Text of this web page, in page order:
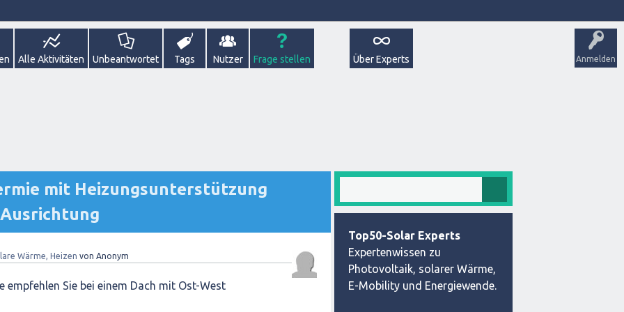
Anmelden
Alle Aktivitäten Unbeantwortet Tags Nutzer Frage stellen Über Experts
mit Heizungsunterstützung
Wärme, Heizen von Anonym
empfehlen Sie bei einem Dach mit Ost-West
Top50-Solar Experts
Expertenwissen zu
Photovoltaik, solarer Wärme,
E-Mobility und Energiewende.